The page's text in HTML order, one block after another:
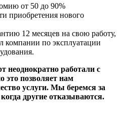
от 50 до 90%
приобретения нового
12 месяцев на свою работу,
компании по эксплуатации
работали с
это позволяет нам
услуги. Мы беремся за
другие отказываются.